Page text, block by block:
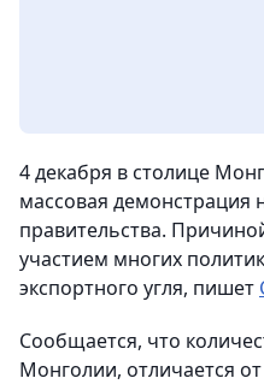
4 декабря в столице
массовая демонстрация
правительства.
участием многих
экспортного угля, пишет
Сообщается, что
Монголии, отличается